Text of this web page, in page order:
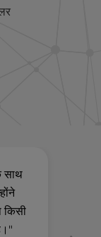
साथ
किसी